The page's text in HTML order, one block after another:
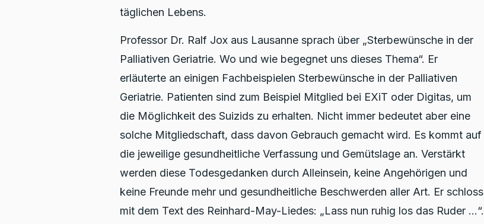
täglichen Lebens.
Professor Dr. Ralf Jox aus Lausanne sprach über „Sterbewünsche in der
Palliativen Geriatrie. Wo und wie begegnet uns dieses Thema“. Er
erläuterte an einigen Fachbeispielen Sterbewünsche in der Palliativen
Geriatrie. Patienten sind zum Beispiel Mitglied bei EXiT oder Digitas, um
die Möglichkeit des Suizids zu erhalten. Nicht immer bedeutet aber eine
solche Mitgliedschaft, dass davon Gebrauch gemacht wird. Es kommt auf
die jeweilige gesundheitliche Verfassung und Gemütslage an. Verstärkt
werden diese Todesgedanken durch Alleinsein, keine Angehörigen und
keine Freunde mehr und gesundheitliche Beschwerden aller Art. Er schloss
mit dem Text des Reinhard-May-Liedes: „Lass nun ruhig los das Ruder …“.